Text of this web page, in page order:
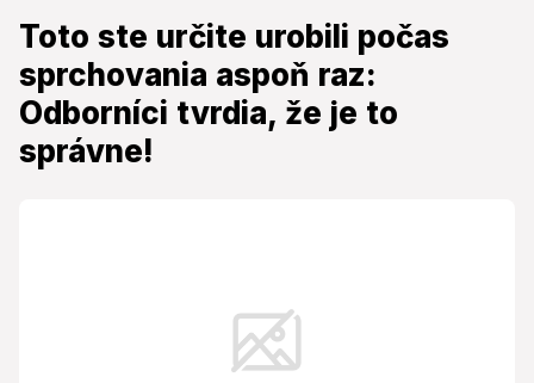
Toto ste určite urobili počas
sprchovania aspoň raz:
Odborníci tvrdia, že je to
správne!
Toto ste určite urobili počas
sprchovania aspoň raz: Odborníci
tvrdia, že je to správne!
Pravdepodobne to neradi priznávame, no viac-menej
sme to už všetci minimálne raz v živote urobili. Tak